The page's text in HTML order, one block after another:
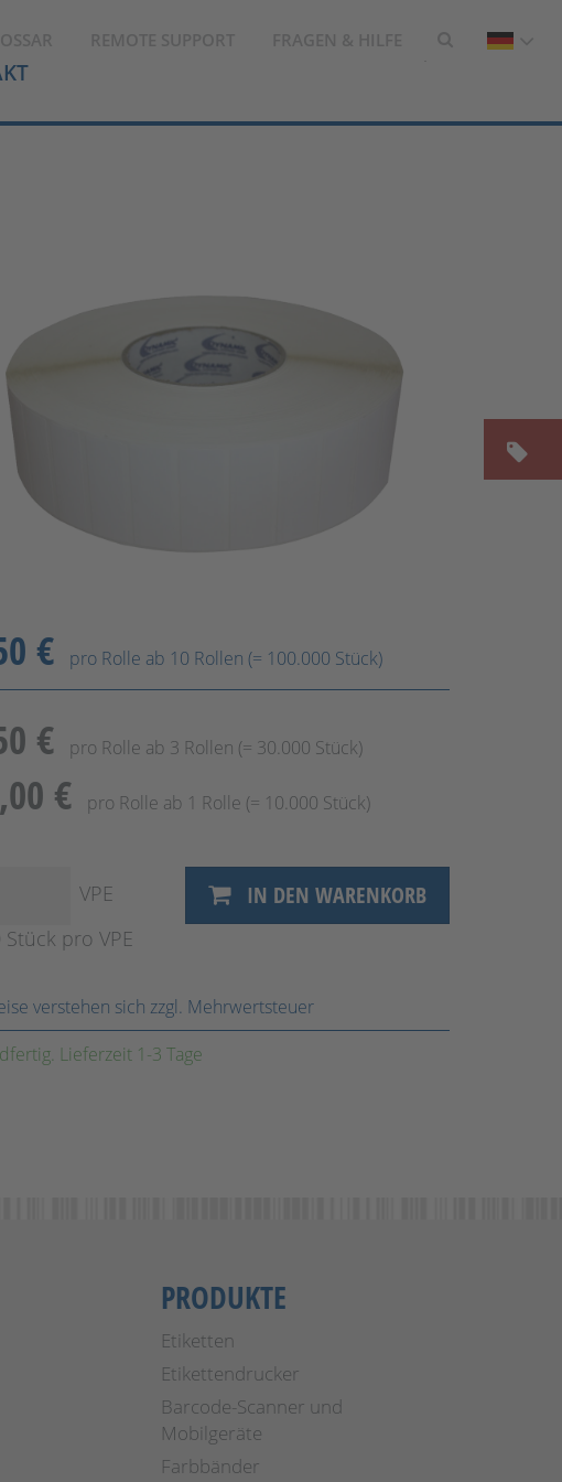
€ pro Rolle ab 10 Rollen (= 100.000 Stück)
€ pro Rolle ab 3 Rollen (= 30.000 Stück)
€ pro Rolle ab 1 Rolle (= 10.000 Stück)
VPE IN DEN WARENKORB
Stück pro VPE
verstehen sich zzgl. Mehrwertsteuer
Lieferzeit 1-3 Tage
PRODUKTE
Etiketten
Etikettendrucker
Barcode-Scanner und
Mobilgeräte
Farbbänder